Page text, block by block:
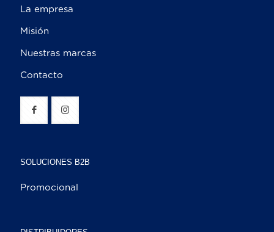
La empresa
Misión
Nuestras marcas
Contacto
SOLUCIONES B2B
Promocional